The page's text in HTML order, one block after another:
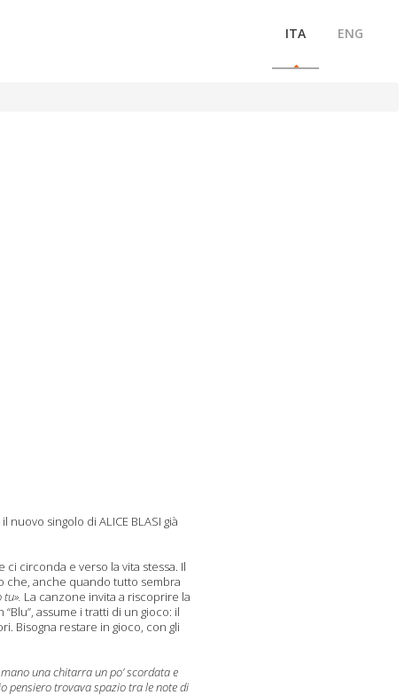
ITA ENG
singolo di ALICE BLASI già
circonda e verso la vita stessa. Il
che, anche quando tutto sembra
La canzone invita a riscoprire la
assume i tratti di un gioco: il
Bisogna restare in gioco, con gli
una chitarra un po’ scordata e
pensiero trovava spazio tra le note di